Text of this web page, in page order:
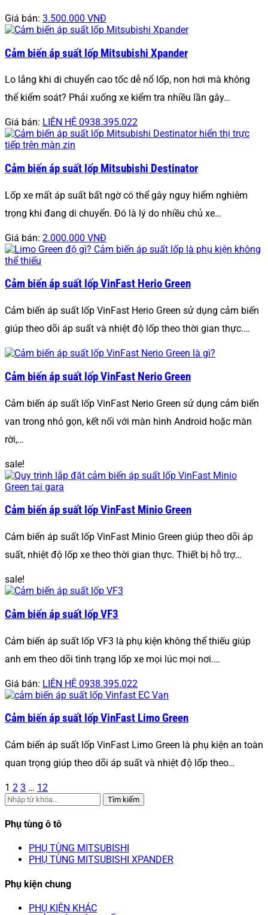
Giá bán: 3.500.000 VNĐ
Cảm biến áp suất lốp Mitsubishi Xpander
Lo lắng khi di chuyển cao tốc dễ nổ lốp, non hơi mà không
thể kiểm soát? Phải xuống xe kiểm tra nhiều lần gây…
Giá bán: LIÊN HỆ 0938.395.022
Cảm biến áp suất lốp Mitsubishi Destinator
Lốp xe mất áp suất bất ngờ có thể gây nguy hiểm nghiêm
trọng khi đang di chuyển. Đó là lý do nhiều chủ xe…
Giá bán: 2.000.000 VNĐ
Cảm biến áp suất lốp VinFast Herio Green
Cảm biến áp suất lốp VinFast Herio Green sử dụng cảm biến
giúp theo dõi áp suất và nhiệt độ lốp theo thời gian thực.…
Cảm biến áp suất lốp VinFast Nerio Green
Cảm biến áp suất lốp VinFast Nerio Green sử dụng cảm biến
van trong nhỏ gọn, kết nối với màn hình Android hoặc màn
rời,…
sale!
Cảm biến áp suất lốp VinFast Minio Green
Cảm biến áp suất lốp VinFast Minio Green giúp theo dõi áp
suất, nhiệt độ lốp xe theo thời gian thực. Thiết bị hỗ trợ…
sale!
Cảm biến áp suất lốp VF3
Cảm biến áp suất lốp VF3 là phụ kiện không thể thiếu giúp
anh em theo dõi tình trạng lốp xe mọi lúc mọi nơi.…
Giá bán: LIÊN HỆ 0938.395.022
Cảm biến áp suất lốp VinFast Limo Green
Cảm biến áp suất lốp VinFast Limo Green là phụ kiện an toàn
quan trọng giúp theo dõi áp suất và nhiệt độ lốp theo…
1 2 3 … 12
Tìm kiếm
Phụ tùng ô tô
PHỤ TÙNG MITSUBISHI
PHỤ TÙNG MITSUBISHI XPANDER
Phụ kiện chung
PHỤ KIỆN KHÁC